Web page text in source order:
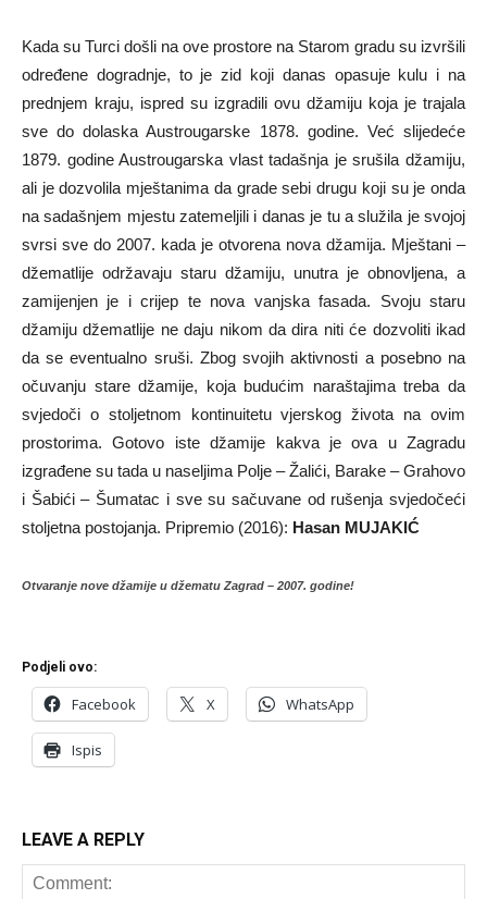
Kada su Turci došli na ove prostore na Starom gradu su izvršili
određene dogradnje, to je zid koji danas opasuje kulu i na
prednjem kraju, ispred su izgradili ovu džamiju koja je trajala
sve do dolaska Austrougarske 1878. godine. Već slijedeće
1879. godine Austrougarska vlast tadašnja je srušila džamiju,
ali je dozvolila mještanima da grade sebi drugu koji su je onda
na sadašnjem mjestu zatemeljili i danas je tu a služila je svojoj
svrsi sve do 2007. kada je otvorena nova džamija. Mještani –
džematlije održavaju staru džamiju, unutra je obnovljena, a
zamijenjen je i crijep te nova vanjska fasada. Svoju staru
džamiju džematlije ne daju nikom da dira niti će dozvoliti ikad
da se eventualno sruši. Zbog svojih aktivnosti a posebno na
očuvanju stare džamije, koja budućim naraštajima treba da
svjedoči o stoljetnom kontinuitetu vjerskog života na ovim
prostorima. Gotovo iste džamije kakva je ova u Zagradu
izgrađene su tada u naseljima Polje – Žalići, Barake – Grahovo
i Šabići – Šumatac i sve su sačuvane od rušenja svjedočeći
stoljetna postojanja. Pripremio (2016): Hasan MUJAKIĆ
Otvaranje nove džamije u džematu Zagrad – 2007. godine!
Podjeli ovo:
Facebook X WhatsApp
Ispis
LEAVE A REPLY